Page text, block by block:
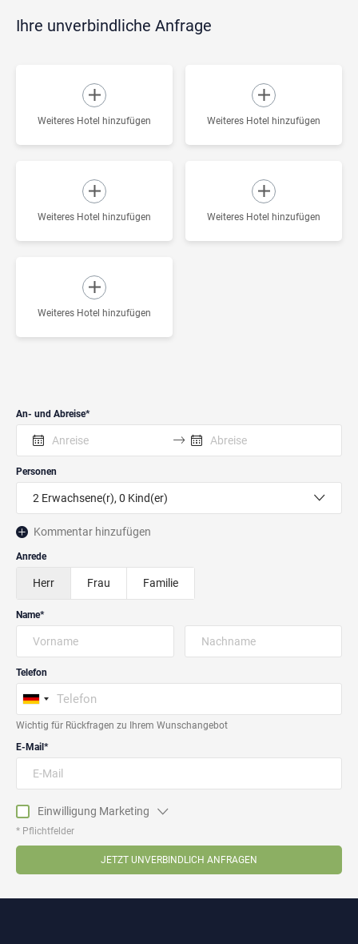
Ihre unverbindliche Anfrage
Weiteres Hotel hinzufügen Weiteres Hotel hinzufügen
Weiteres Hotel hinzufügen Weiteres Hotel hinzufügen
Weiteres Hotel hinzufügen
An- und Abreise
Personen
2 Erwachsene(r), 0 Kind(er)
Kommentar hinzufügen
Anrede
Herr Frau Familie
Name
Telefon
Wichtig für Rückfragen zu Ihrem Wunschangebot
E-Mail
Einwilligung Marketing
* Pflichtfelder
JETZT UNVERBINDLICH ANFRAGEN